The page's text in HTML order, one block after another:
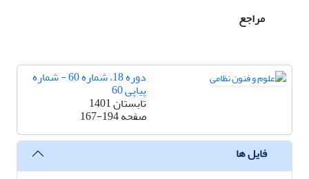
مراجع
دوره 18، شماره 60 - شماره
پیاپی 60
تابستان 1401
صفحه167-194
فایل ها